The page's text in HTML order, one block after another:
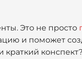
Это не просто
и поможет